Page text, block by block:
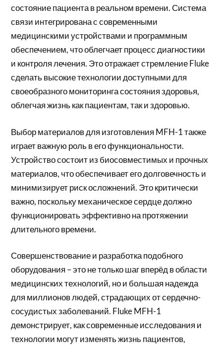
состояние пациента в реальном времени. Система
связи интегрирована с современными
медицинскими устройствами и программным
обеспечением, что облегчает процесс диагностики
и контроля лечения. Это отражает стремление Fluke
сделать высокие технологии доступными для
своеобразного мониторинга состояния здоровья,
облегчая жизнь как пациентам, так и здоровью.
Выбор материалов для изготовления MFH-1 также
играет важную роль в его функциональности.
Устройство состоит из биосовместимых и прочных
материалов, что обеспечивает его долговечность и
минимизирует риск осложнений. Это критически
важно, поскольку механическое сердце должно
функционировать эффективно на протяжении
длительного времени.
Совершенствование и разработка подобного
оборудования – это не только шаг вперёд в области
медицинских технологий, но и большая надежда
для миллионов людей, страдающих от сердечно-
сосудистых заболеваний. Fluke MFH-1
демонстрирует, как современные исследования и
технологии могут изменять жизнь пациентов,